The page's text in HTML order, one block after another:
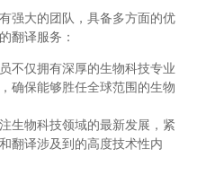
强大的团队，具备多方面的优
翻译服务：
不仅拥有深厚的生物科技专业
确保能够胜任全球范围的生物
生物科技领域的最新发展，紧
翻译涉及到的高度技术性内